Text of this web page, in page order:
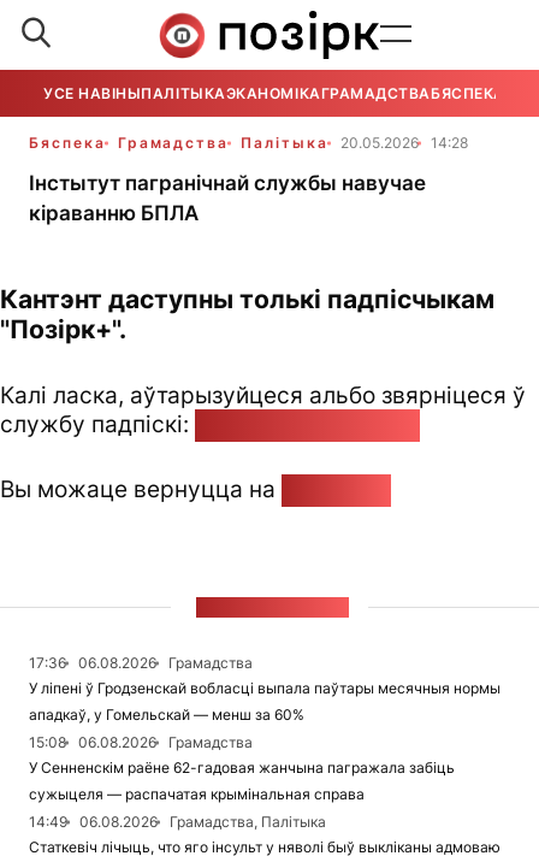
УСЕ НАВІНЫПАЛІТЫКАЭКАНОМІКАГРАМАДСТВАБЯСПЕКА
Бяспека Грамадства Палітыка 20.05.2026 14:28
Інстытут пагранічнай службы навучае
кіраванню БПЛА
Кантэнт даступны толькі падпісчыкам
"Позірк+".
Калі ласка, аўтарызуйцеся альбо звярніцеся ў
службу падпіскі:
Вы можаце вернуцца на
17:36 06.08.2026
Грамадства
У ліпені ў Гродзенскай вобласці выпала паўтары месячныя нормы
ападкаў, у Гомельскай — менш за 60%
15:08
06.08.2026
Грамадства
У Сенненскім раёне 62-гадовая жанчына пагражала забіць
сужыцеля — распачатая крымінальная справа
14:49
06.08.2026
Грамадства, Палітыка
Статкевіч лічыць, что яго інсульт у няволі быў выкліканы адмоваю